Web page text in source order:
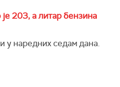
203, а литар бензина
у наредних седам дана.